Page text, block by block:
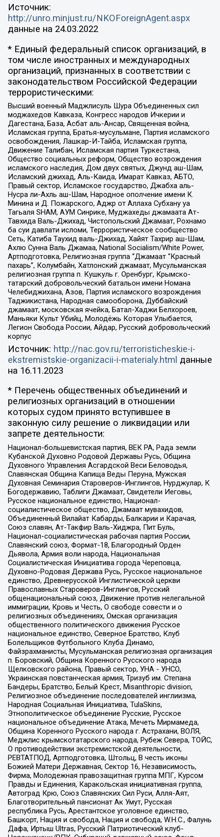
Источник:
http://unro.minjust.ru/NKOForeignAgent.aspx
данные на 24.03.2022
* Единый федеральный список организаций, в
том числе иностранных и международных
организаций, признанных в соответствии с
законодательством Российской Федерации
террористическими:
Высший военный Маджлисуль Шура Объединенных сил
моджахедов Кавказа, Конгресс народов Ичкерии и
Дагестана, База, Асбат аль-Ансар, Священная война,
Исламская группа, Братья-мусульмане, Партия исламского
освобождения, Лашкар-И-Тайба, Исламская группа,
Движение Талибан, Исламская партия Туркестана,
Общество социальных реформ, Общество возрождения
исламского наследия, Дом двух святых, Джунд аш-Шам,
Исламский джихад, Аль-Каида, Имарат Кавказ, АБТО,
Правый сектор, Исламское государство, Джабха аль-
Нусра ли-Ахль аш-Шам, Народное ополчение имени К.
Минина и Д. Пожарского, Аджр от Аллаха Субхану уа
Тагьаля SHAM, АУМ Синрике, Муджахеды джамаата Ат-
Тавхида Валь-Джихад, Чистопольский Джамаат, Рохнамо
ба суи давлати исломи, Террористическое сообщество
Сеть, Катиба Таухид валь-Джихад, Хайят Тахрир аш-Шам,
Ахлю Сунна Валь Джамаа, National Socialism/White Power,
Артподготовка, Религиозная группа “Джамаат “Красный
пахарь”, Колумбайн, Хатлонский джамаат, Мусульманская
религиозная группа п. Кушкуль г. Оренбург, Крымско-
татарский добровольческий батальон имени Номана
Челебиджихана, Азов, Партия исламского возрождения
Таджикистана, Народная самооборона, Дуббайский
джамаат, московская ячейка, Батал-Хаджи Белхороев,
Маньяки Культ Убийц, Молодёжь Которая Улыбается,
Легион Свобода России, Айдар, Русский добровольческий
корпус
Источник: http://nac.gov.ru/terroristicheskie-i-
ekstremistskie-organizacii-i-materialy.html данные
на 16.11.2023
* Перечень общественных объединений и
религиозных организаций в отношении
которых судом принято вступившее в
законную силу решение о ликвидации или
запрете деятельности:
Национал-большевистская партия, ВЕК РА, Рада земли
Кубанской Духовно Родовой Державы Русь, Община
Духовного Управления Асгардской Веси Беловодья,
Славянская Община Капища Веды Перуна, Мужская
Духовная Семинария Староверов-Инглингов, Нурджулар, К
Богодержавию, Таблиги Джамаат, Свидетели Иеговы,
Русское национальное единство, Национал-
социалистическое общество, Джамаат мувахидов,
Объединенный Вилайат Кабарды, Балкарии и Карачая,
Союз славян, Ат-Такфир Валь-Хиджра, Пит Буль,
Национал-социалистическая рабочая партия России,
Славянский союз, Формат-18, Благородный Орден
Дьявола, Армия воли народа, Национальная
Социалистическая Инициатива города Череповца,
Духовно-Родовая Держава Русь, Русское национальное
единство, Древнерусской Инглистической церкви
Православных Староверов-Инглингов, Русский
общенациональный союз, Движение против нелегальной
иммиграции, Кровь и Честь, О свободе совести и о
религиозных объединениях, Омская организация
общественного политического движения Русское
национальное единство, Северное Братство, Клуб
Болельщиков Футбольного Клуба Динамо,
Файзрахманисты, Мусульманская религиозная организация
п. Боровский, Община Коренного Русского народа
Щелковского района, Правый сектор, УНА - УНСО,
Украинская повстанческая армия, Тризуб им. Степана
Бандеры, Братство, Белый Крест, Misanthropic division,
Религиозное объединение последователей инглиизма,
Народная Социальная Инициатива, TulaSkins,
Этнополитическое объединение Русские, Русское
национальное объединение Атака, Мечеть Мирмамеда,
Община Коренного Русского народа г. Астрахани, ВОЛЯ,
Меджлис крымскотатарского народа, Рубеж Севера, ТОЙС,
О противодействии экстремистской деятельности,
РЕВТАТПОД, Артподготовка, Штольц, В честь иконы
Божией Матери Державная, Сектор 16, Независимость,
Фирма, Молодежная правозащитная группа МПГ, Курсом
Правды и Единения, Каракольская инициативная группа,
Автоград Крю, Союз Славянских Сил Руси, Алля-Аят,
Благотворительный пансионат Ак Умут, Русская
республика Русь, Арестантское уголовное единство,
Башкорт, Нация и свобода, Нация и свобода, W.H.С., Фалунь
Дафа, Иртыш Ultras, Русский Патриотический клуб-